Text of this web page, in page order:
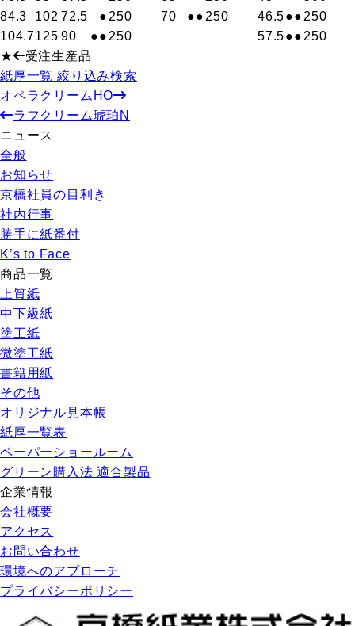
84.3
102 72.5 ● 250 70 ●● 250 46.5●● 250
104.7125 90 ●● 250 57.5●● 250
★
受注生産品
紙厚一覧 絞り込み検索
オペラクリームHO
ラフクリーム琥珀N
ニュース
全般
お知らせ
京橋社員の目利き
社内行事
勝手に紙番付
K’s to Face
商品一覧
上質紙
中下級紙
塗工紙
微塗工紙
書籍用紙
その他
オリジナル見本帳
紙厚一覧表
ペーパーショールーム
グリーン購入法 適合製品
企業情報
会社概要
アクセス
お問い合わせ
環境へのアプローチ
プライバシーポリシー